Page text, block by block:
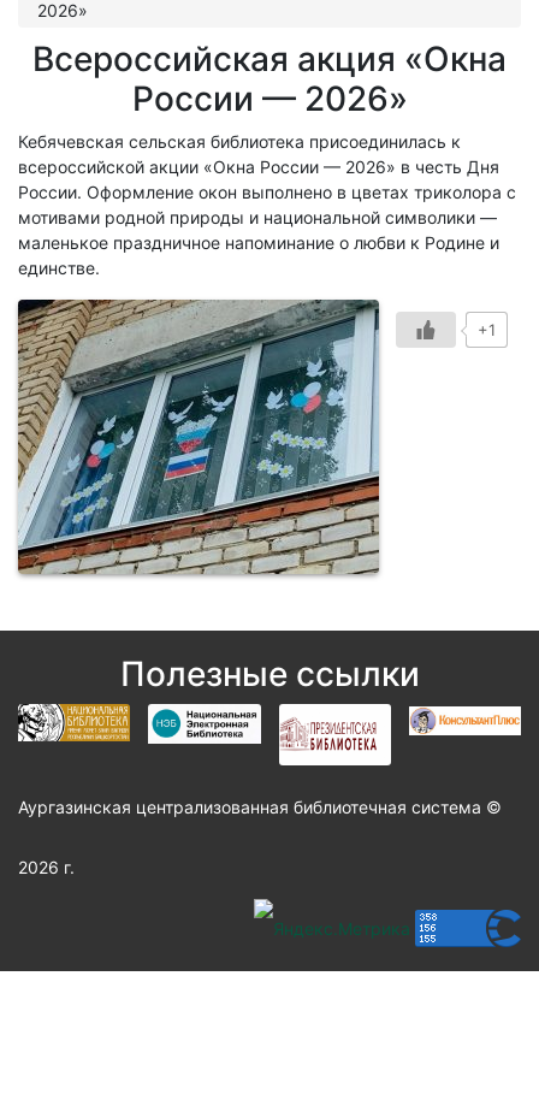
2026»
Всероссийская акция «Окна
России — 2026»
Кебячевская сельская библиотека присоединилась к
всероссийской акции «Окна России — 2026» в честь Дня
России. Оформление окон выполнено в цветах триколора с
мотивами родной природы и национальной символики —
маленькое праздничное напоминание о любви к Родине и
единстве.
+1
Полезные ссылки
Аургазинская централизованная библиотечная система ©
2026 г.